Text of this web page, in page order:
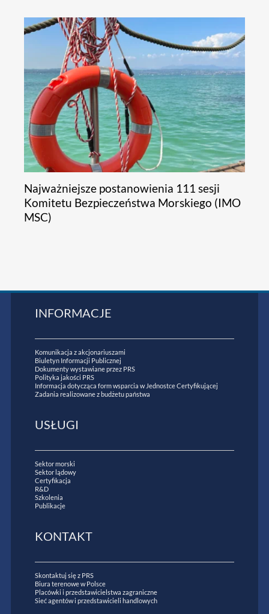
Najważniejsze postanowienia 111 sesji
Komitetu Bezpieczeństwa Morskiego (IMO
MSC)
INFORMACJE
Komunikacja z akcjonariuszami
Biuletyn Informacji Publicznej
Dokumenty wystawiane przez PRS
Polityka jakości PRS
Informacja dotycząca form wsparcia w Jednostce Certyfikującej
Zadania realizowane z budżetu państwa
USŁUGI
Sektor morski
Sektor lądowy
Certyfikacja
R&D
Szkolenia
Publikacje
KONTAKT
Skontaktuj się z PRS
Biura terenowe w Polsce
Placówki i przedstawicielstwa zagraniczne
Sieć agentów i przedstawicieli handlowych